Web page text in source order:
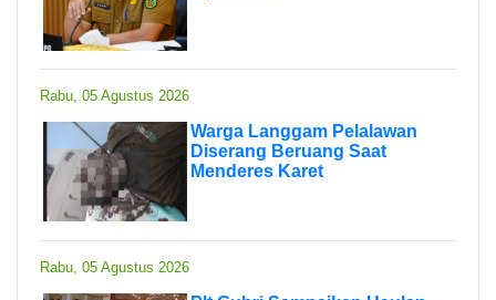
Rabu, 05 Agustus 2026
Warga Langgam Pelalawan
Diserang Beruang Saat
Menderes Karet
Rabu, 05 Agustus 2026